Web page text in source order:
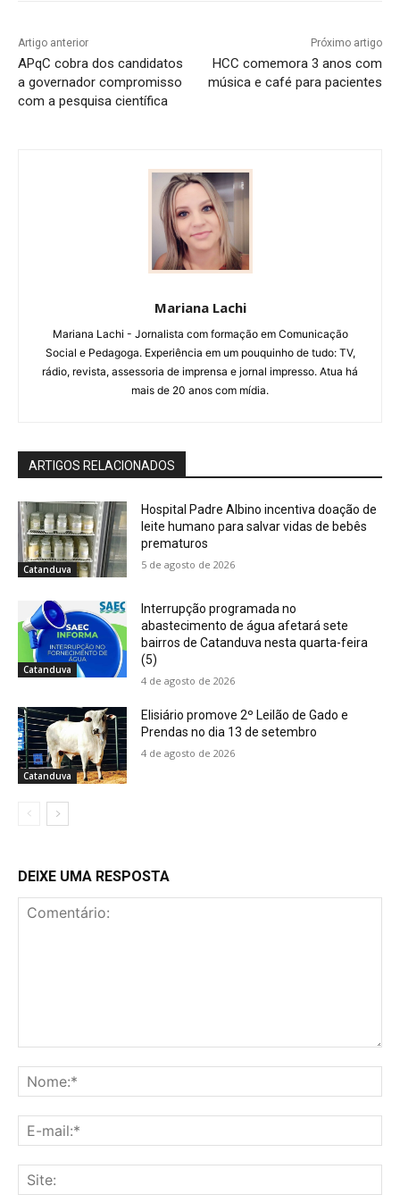
Artigo anterior
APqC cobra dos candidatos
a governador compromisso
com a pesquisa científica
Próximo artigo
HCC comemora 3 anos com
música e café para pacientes
Mariana Lachi
Mariana Lachi - Jornalista com formação em Comunicação
Social e Pedagoga. Experiência em um pouquinho de tudo: TV,
rádio, revista, assessoria de imprensa e jornal impresso. Atua há
mais de 20 anos com mídia.
ARTIGOS RELACIONADOS
Catanduva
Hospital Padre Albino incentiva doação de
leite humano para salvar vidas de bebês
prematuros
5 de agosto de 2026
Catanduva
Interrupção programada no
abastecimento de água afetará sete
bairros de Catanduva nesta quarta-feira
(5)
4 de agosto de 2026
Catanduva
Elisiário promove 2º Leilão de Gado e
Prendas no dia 13 de setembro
4 de agosto de 2026
DEIXE UMA RESPOSTA